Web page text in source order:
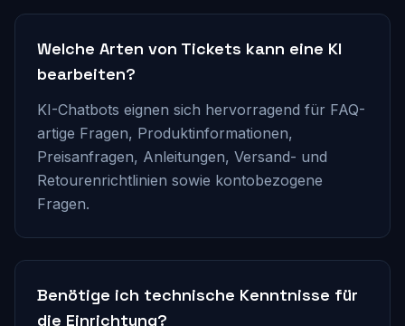
Welche Arten von Tickets kann eine KI
bearbeiten?
KI-Chatbots eignen sich hervorragend für FAQ-
artige Fragen, Produktinformationen,
Preisanfragen, Anleitungen, Versand- und
Retourenrichtlinien sowie kontobezogene
Fragen.
Benötige ich technische Kenntnisse für
die Einrichtung?